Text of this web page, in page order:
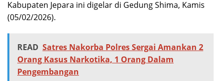
Kabupaten Jepara ini digelar di Gedung Shima, Kamis
(05/02/2026).
READ Satres Nakorba Polres Sergai Amankan 2
Orang Kasus Narkotika, 1 Orang Dalam
Pengembangan